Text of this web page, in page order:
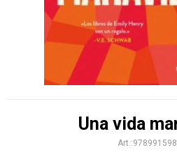
Una vida